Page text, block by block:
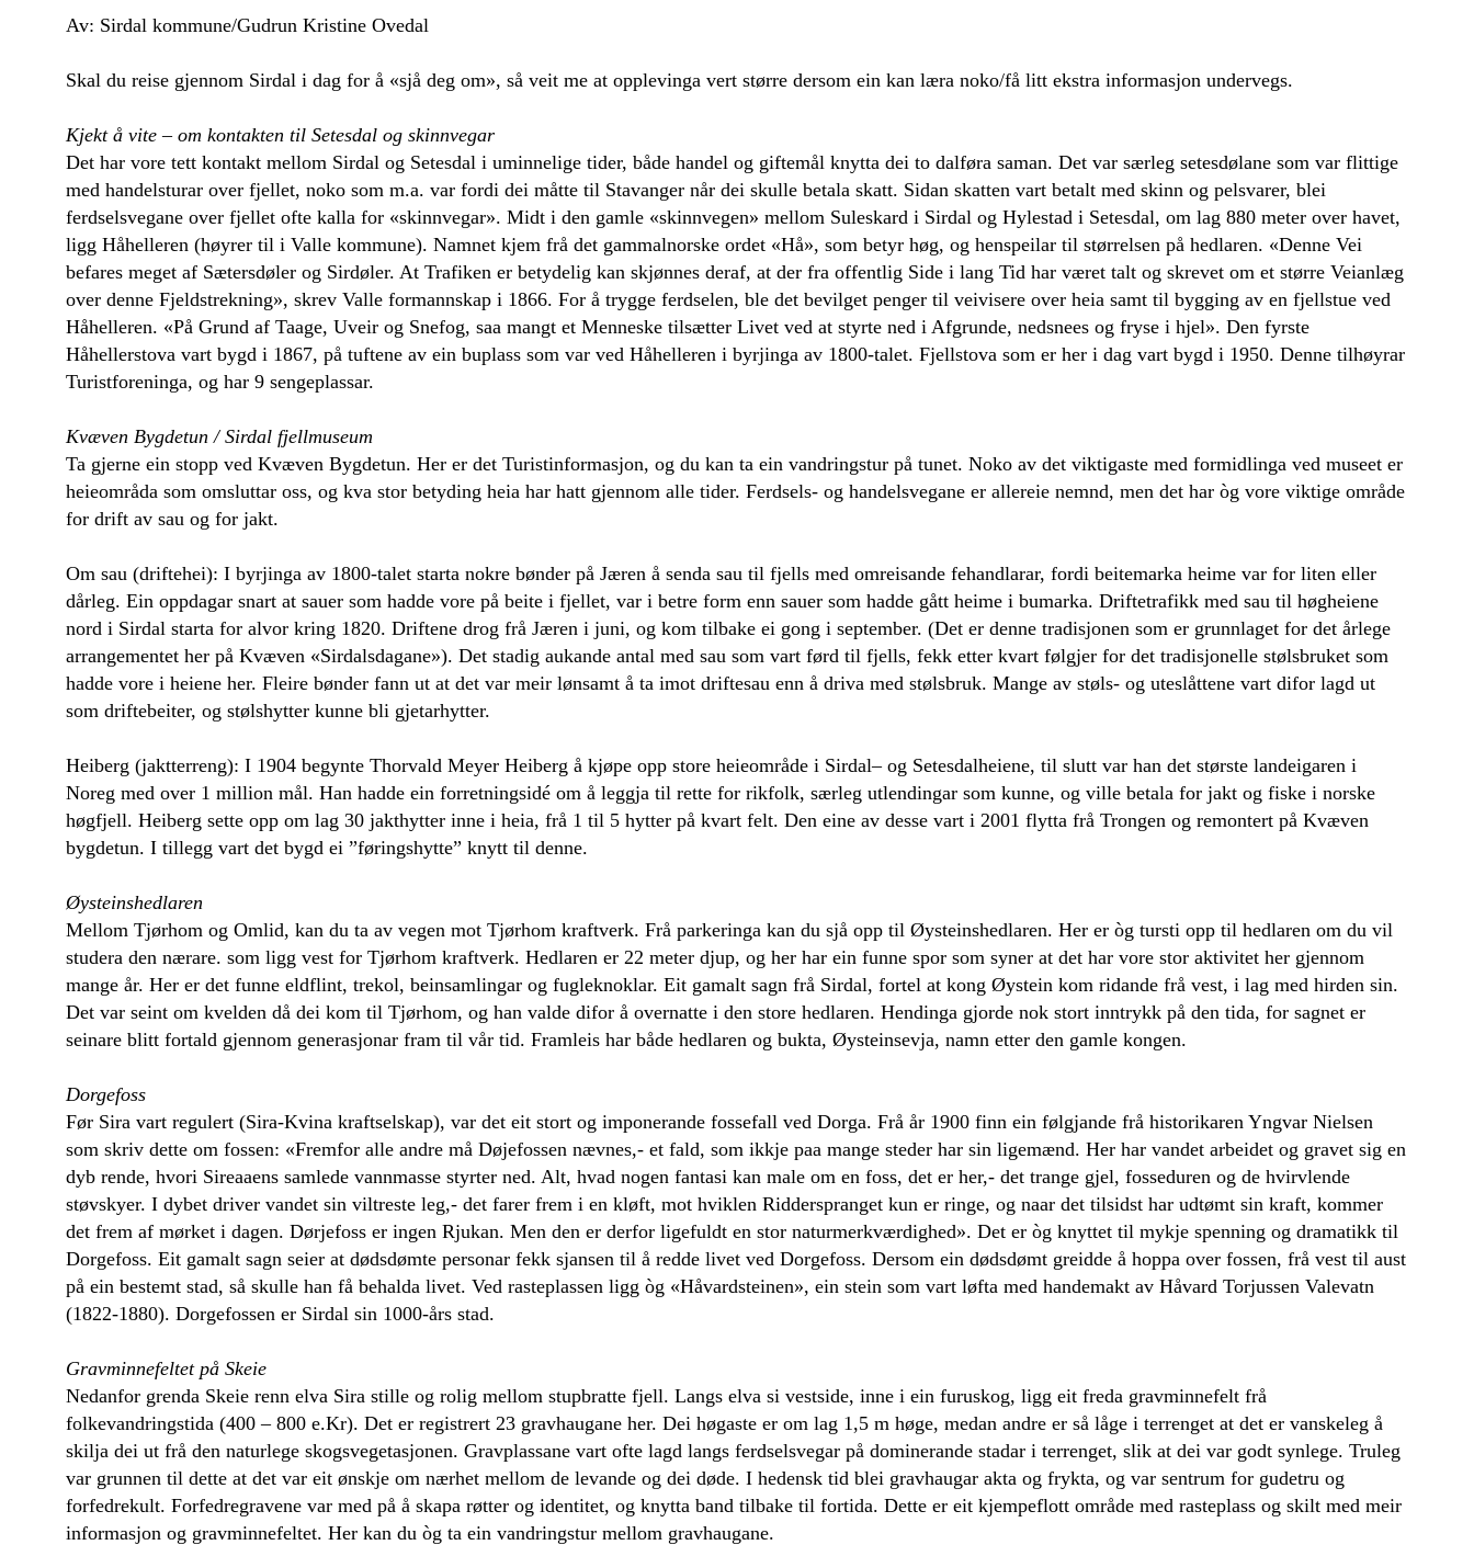
Av: Sirdal kommune/Gudrun Kristine Ovedal
Skal du reise gjennom Sirdal i dag for å «sjå deg om», så veit me at opplevinga vert større dersom ein kan læra noko/få litt ekstra informasjon undervegs.
Kjekt å vite – om kontakten til Setesdal og skinnvegar
Det har vore tett kontakt mellom Sirdal og Setesdal i uminnelige tider, både handel og giftemål knytta dei to dalføra saman. Det var særleg setesdølane som var flittige
med handelsturar over fjellet, noko som m.a. var fordi dei måtte til Stavanger når dei skulle betala skatt. Sidan skatten vart betalt med skinn og pelsvarer, blei
ferdselsvegane over fjellet ofte kalla for «skinnvegar». Midt i den gamle «skinnvegen» mellom Suleskard i Sirdal og Hylestad i Setesdal, om lag 880 meter over havet,
ligg Håhelleren (høyrer til i Valle kommune). Namnet kjem frå det gammalnorske ordet «Hå», som betyr høg, og henspeilar til størrelsen på hedlaren. «Denne Vei
befares meget af Sætersdøler og Sirdøler. At Trafiken er betydelig kan skjønnes deraf, at der fra offentlig Side i lang Tid har været talt og skrevet om et større Veianlæg
over denne Fjeldstrekning», skrev Valle formannskap i 1866. For å trygge ferdselen, ble det bevilget penger til veivisere over heia samt til bygging av en fjellstue ved
Håhelleren. «På Grund af Taage, Uveir og Snefog, saa mangt et Menneske tilsætter Livet ved at styrte ned i Afgrunde, nedsnees og fryse i hjel». Den fyrste
Håhellerstova vart bygd i 1867, på tuftene av ein buplass som var ved Håhelleren i byrjinga av 1800-talet. Fjellstova som er her i dag vart bygd i 1950. Denne tilhøyrar
Turistforeninga, og har 9 sengeplassar.
Kvæven Bygdetun / Sirdal fjellmuseum
Ta gjerne ein stopp ved Kvæven Bygdetun. Her er det Turistinformasjon, og du kan ta ein vandringstur på tunet. Noko av det viktigaste med formidlinga ved museet er
heieområda som omsluttar oss, og kva stor betyding heia har hatt gjennom alle tider. Ferdsels- og handelsvegane er allereie nemnd, men det har òg vore viktige område
for drift av sau og for jakt.
Om sau (driftehei): I byrjinga av 1800-talet starta nokre bønder på Jæren å senda sau til fjells med omreisande fehandlarar, fordi beitemarka heime var for liten eller
dårleg. Ein oppdagar snart at sauer som hadde vore på beite i fjellet, var i betre form enn sauer som hadde gått heime i bumarka. Driftetrafikk med sau til høgheiene
nord i Sirdal starta for alvor kring 1820. Driftene drog frå Jæren i juni, og kom tilbake ei gong i september. (Det er denne tradisjonen som er grunnlaget for det årlege
arrangementet her på Kvæven «Sirdalsdagane»). Det stadig aukande antal med sau som vart førd til fjells, fekk etter kvart følgjer for det tradisjonelle stølsbruket som
hadde vore i heiene her. Fleire bønder fann ut at det var meir lønsamt å ta imot driftesau enn å driva med stølsbruk. Mange av støls- og uteslåttene vart difor lagd ut
som driftebeiter, og stølshytter kunne bli gjetarhytter.
Heiberg (jaktterreng): I 1904 begynte Thorvald Meyer Heiberg å kjøpe opp store heieområde i Sirdal– og Setesdalheiene, til slutt var han det største landeigaren i
Noreg med over 1 million mål. Han hadde ein forretningsidé om å leggja til rette for rikfolk, særleg utlendingar som kunne, og ville betala for jakt og fiske i norske
høgfjell. Heiberg sette opp om lag 30 jakthytter inne i heia, frå 1 til 5 hytter på kvart felt. Den eine av desse vart i 2001 flytta frå Trongen og remontert på Kvæven
bygdetun. I tillegg vart det bygd ei ”føringshytte” knytt til denne.
Øysteinshedlaren
Mellom Tjørhom og Omlid, kan du ta av vegen mot Tjørhom kraftverk. Frå parkeringa kan du sjå opp til Øysteinshedlaren. Her er òg tursti opp til hedlaren om du vil
studera den nærare. som ligg vest for Tjørhom kraftverk. Hedlaren er 22 meter djup, og her har ein funne spor som syner at det har vore stor aktivitet her gjennom
mange år. Her er det funne eldflint, trekol, beinsamlingar og fugleknoklar. Eit gamalt sagn frå Sirdal, fortel at kong Øystein kom ridande frå vest, i lag med hirden sin.
Det var seint om kvelden då dei kom til Tjørhom, og han valde difor å overnatte i den store hedlaren. Hendinga gjorde nok stort inntrykk på den tida, for sagnet er
seinare blitt fortald gjennom generasjonar fram til vår tid. Framleis har både hedlaren og bukta, Øysteinsevja, namn etter den gamle kongen.
Dorgefoss
Før Sira vart regulert (Sira-Kvina kraftselskap), var det eit stort og imponerande fossefall ved Dorga. Frå år 1900 finn ein følgjande frå historikaren Yngvar Nielsen
som skriv dette om fossen: «Fremfor alle andre må Døjefossen nævnes,- et fald, som ikkje paa mange steder har sin ligemænd. Her har vandet arbeidet og gravet sig en
dyb rende, hvori Sireaaens samlede vannmasse styrter ned. Alt, hvad nogen fantasi kan male om en foss, det er her,- det trange gjel, fosseduren og de hvirvlende
støvskyer. I dybet driver vandet sin viltreste leg,- det farer frem i en kløft, mot hviklen Ridderspranget kun er ringe, og naar det tilsidst har udtømt sin kraft, kommer
det frem af mørket i dagen. Dørjefoss er ingen Rjukan. Men den er derfor ligefuldt en stor naturmerkværdighed». Det er òg knyttet til mykje spenning og dramatikk til
Dorgefoss. Eit gamalt sagn seier at dødsdømte personar fekk sjansen til å redde livet ved Dorgefoss. Dersom ein dødsdømt greidde å hoppa over fossen, frå vest til aust
på ein bestemt stad, så skulle han få behalda livet. Ved rasteplassen ligg òg «Håvardsteinen», ein stein som vart løfta med handemakt av Håvard Torjussen Valevatn
(1822-1880). Dorgefossen er Sirdal sin 1000-års stad.
Gravminnefeltet på Skeie
Nedanfor grenda Skeie renn elva Sira stille og rolig mellom stupbratte fjell. Langs elva si vestside, inne i ein furuskog, ligg eit freda gravminnefelt frå
folkevandringstida (400 – 800 e.Kr). Det er registrert 23 gravhaugane her. Dei høgaste er om lag 1,5 m høge, medan andre er så låge i terrenget at det er vanskeleg å
skilja dei ut frå den naturlege skogsvegetasjonen. Gravplassane vart ofte lagd langs ferdselsvegar på dominerande stadar i terrenget, slik at dei var godt synlege. Truleg
var grunnen til dette at det var eit ønskje om nærhet mellom de levande og dei døde. I hedensk tid blei gravhaugar akta og frykta, og var sentrum for gudetru og
forfedrekult. Forfedregravene var med på å skapa røtter og identitet, og knytta band tilbake til fortida. Dette er eit kjempeflott område med rasteplass og skilt med meir
informasjon og gravminnefeltet. Her kan du òg ta ein vandringstur mellom gravhaugane.